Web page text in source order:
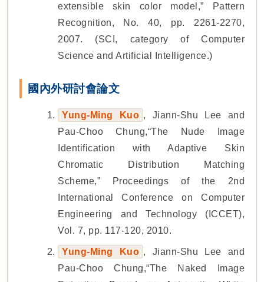
extensible skin color model,” Pattern
Recognition, No. 40, pp. 2261-2270,
2007. (SCI, category of Computer
Science and Artificial Intelligence.)
國內外研討會論文
Yung-Ming Kuo , Jiann-Shu Lee and
Pau-Choo Chung,“The Nude Image
Identification with Adaptive Skin
Chromatic Distribution Matching
Scheme,” Proceedings of the 2nd
International Conference on Computer
Engineering and Technology (ICCET),
Vol. 7, pp. 117-120, 2010.
Yung-Ming Kuo , Jiann-Shu Lee and
Pau-Choo Chung,“The Naked Image